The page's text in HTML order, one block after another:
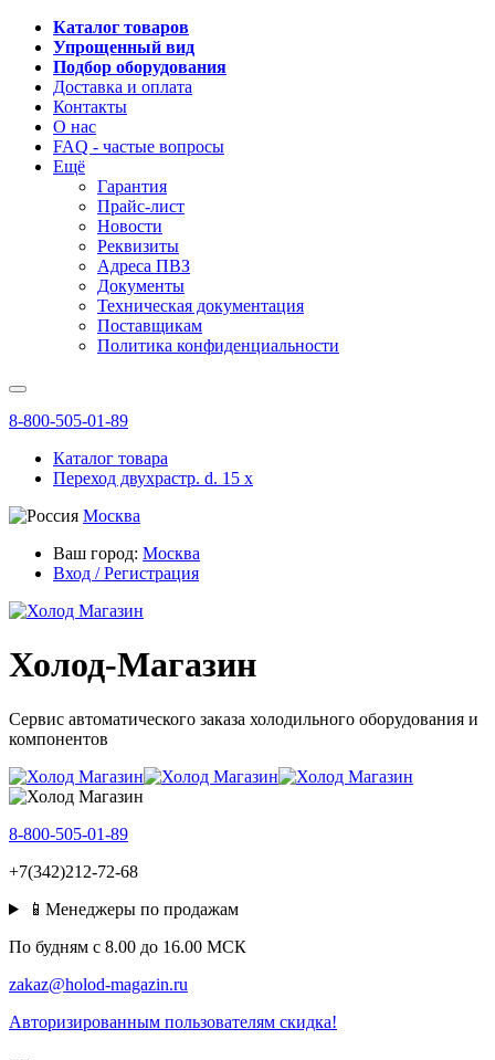
Каталог товаров
Упрощенный вид
Подбор оборудования
Доставка и оплата
Контакты
О нас
FAQ - частые вопросы
Ещё
Гарантия
Прайс-лист
Новости
Реквизиты
Адреса ПВЗ
Документы
Техническая документация
Поставщикам
Политика конфиденциальности
8-800-505-01-89
Каталог товара
Переход двухрастр. d. 15 x
Москва
Ваш город: Москва
Вход / Регистрация
Холод-Магазин
Сервис автоматического заказа холодильного оборудования и
компонентов
8-800-505-01-89
+7(342)212-72-68
📱Менеджеры по продажам
По будням c 8.00 до 16.00 МСК
zakaz@holod-magazin.ru
Авторизированным пользователям скидка!